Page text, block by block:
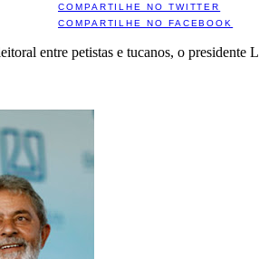
COMPARTILHE NO TWITTER
COMPARTILHE NO FACEBOOK
entre petistas e tucanos, o